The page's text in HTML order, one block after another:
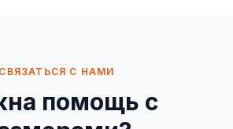
СВЯЗАТЬСЯ С НАМИ
помощь с